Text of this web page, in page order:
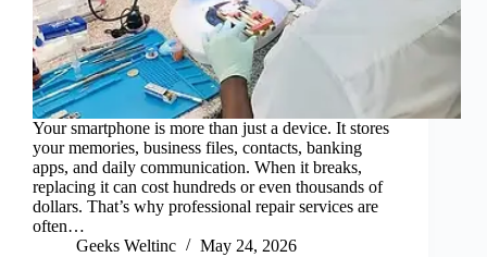
Your smartphone is more than just a device. It stores
your memories, business files, contacts, banking
apps, and daily communication. When it breaks,
replacing it can cost hundreds or even thousands of
dollars. That’s why professional repair services are
often…
Geeks Weltinc
May 24, 2026